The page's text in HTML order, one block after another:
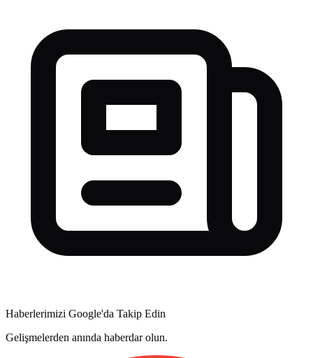
Haberlerimizi Google'da Takip Edin
Gelişmelerden anında haberdar olun.